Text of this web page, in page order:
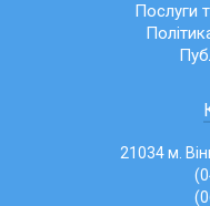
Послуги
21034 м.